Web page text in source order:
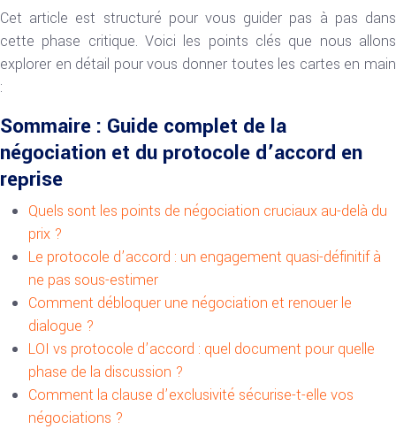
Cet article est structuré pour vous guider pas à pas dans
cette phase critique. Voici les points clés que nous allons
explorer en détail pour vous donner toutes les cartes en main
:
Sommaire : Guide complet de la
négociation et du protocole d’accord en
reprise
Quels sont les points de négociation cruciaux au-delà du
prix ?
Le protocole d’accord : un engagement quasi-définitif à
ne pas sous-estimer
Comment débloquer une négociation et renouer le
dialogue ?
LOI vs protocole d’accord : quel document pour quelle
phase de la discussion ?
Comment la clause d’exclusivité sécurise-t-elle vos
négociations ?